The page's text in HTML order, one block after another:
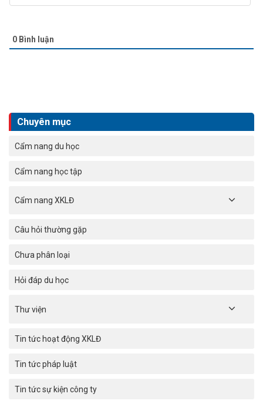
Chuyên mục
Cẩm nang du học
Cẩm nang học tập
Cẩm nang XKLĐ
Câu hỏi thường gặp
Chưa phân loại
Hỏi đáp du học
Thư viện
Tin tức hoạt động XKLĐ
Tin tức pháp luật
Tin tức sự kiện công ty
0 Bình luận